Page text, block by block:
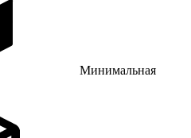
Минимальная